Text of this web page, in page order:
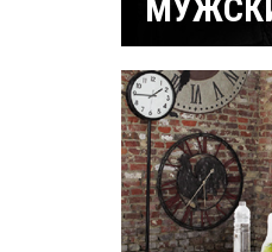
Механические
Электронные
Дайверские